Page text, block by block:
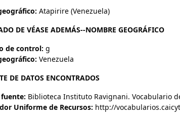
Atapirire (Venezuela)
DE VÉASE ADEMÁS--NOMBRE GEOGRÁFICO
de control: g
Venezuela
DE DATOS ENCONTRADOS
Biblioteca Instituto Ravignani. Vocabulario
Uniforme de Recursos: http://